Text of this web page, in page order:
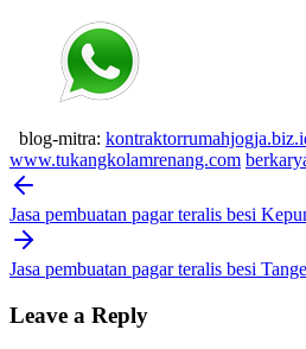
blog-mitra:
www.tukangkolamrenang.com
Post
navigation
Jasa pembuatan pagar teralis besi
Jasa pembuatan pagar teralis besi
Leave a Reply